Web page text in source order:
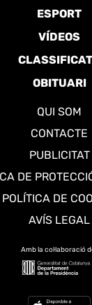
ESPORT
VÍDEOS
OBITUARI
QUI SOM
CONTACTE
PUBLICITAT
DE
POLÍTICA DE
AVÍS LEGAL
Amb la col·laboració